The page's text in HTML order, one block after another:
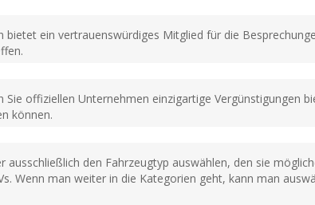
bietet ein vertrauenswürdiges Mitglied für die
Sie offiziellen Unternehmen einzigartige Vergünstigungen
können.
ausschließlich den Fahrzeugtyp auswählen, den sie
Wenn man weiter in die Kategorien geht, kann man